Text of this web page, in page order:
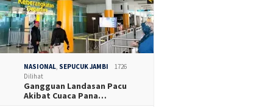
NASIONAL SEPUCUK JAMBI
1726
Dilihat
Gangguan Landasan Pacu
Akibat Cuaca Pana…